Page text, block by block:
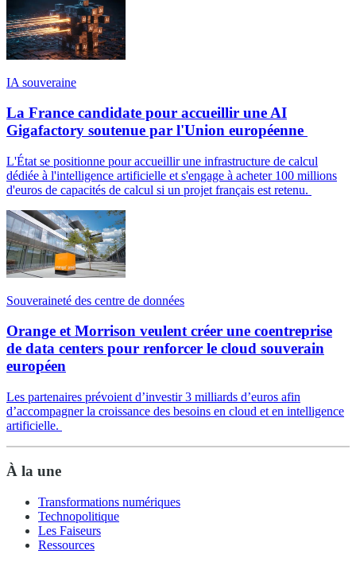
IA souveraine
La France candidate pour accueillir une AI
Gigafactory soutenue par l'Union européenne
L'État se positionne pour accueillir une infrastructure de calcul
dédiée à l'intelligence artificielle et s'engage à acheter 100 millions
d'euros de capacités de calcul si un projet français est retenu.
Souveraineté des centre de données
Orange et Morrison veulent créer une coentreprise
de data centers pour renforcer le cloud souverain
européen
Les partenaires prévoient d’investir 3 milliards d’euros afin
d’accompagner la croissance des besoins en cloud et en intelligence
artificielle.
À la une
Transformations numériques
Technopolitique
Les Faiseurs
Ressources